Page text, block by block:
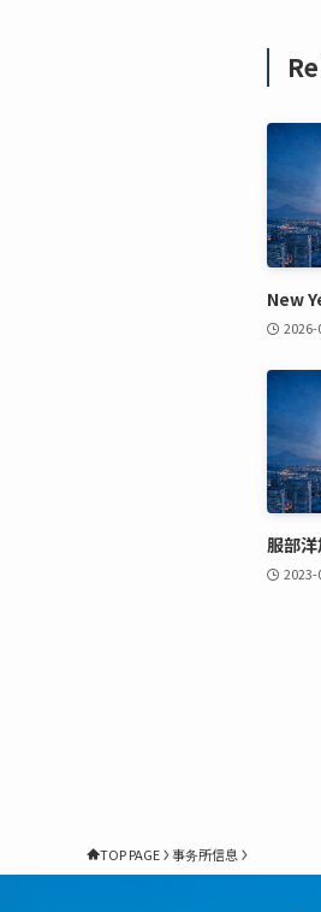
New
2026-
服部
2023-
TOP PAGE 事务所信息